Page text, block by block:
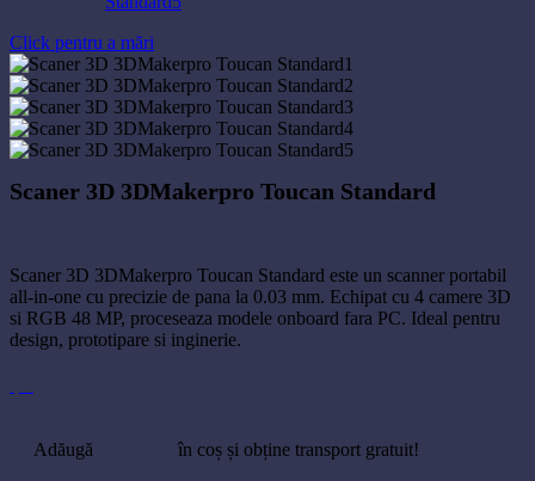
Click pentru a mări
Scaner 3D 3DMakerpro Toucan Standard
Scaner 3D 3DMakerpro Toucan Standard este un scanner portabil
all-in-one cu precizie de pana la 0.03 mm. Echipat cu 4 camere 3D
si RGB 48 MP, proceseaza modele onboard fara PC. Ideal pentru
design, prototipare si inginerie.
Adăugă în coș și obține transport gratuit!